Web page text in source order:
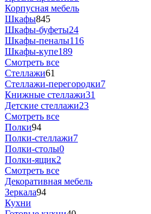
Корпусная мебель
Шкафы845
Шкафы-буфеты24
Шкафы-пеналы116
Шкафы-купе189
Смотреть все
Стеллажи61
Стеллажи-перегородки7
Книжные стеллажи31
Детские стеллажи23
Смотреть все
Полки94
Полки-стеллажи7
Полки-столы0
Полки-ящик2
Смотреть все
Декоративная мебель
Зеркала94
Кухни